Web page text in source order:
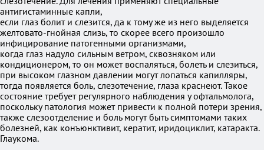
антигистаминные капли,
если глаз болит и слезится, да к тому же из него выделяется
желтовато-гнойная слизь, то скорее всего произошло
инфицирование патогенными организмами,
когда глаз надуло сильным ветром, сквозняком или
кондиционером, то он может воспаляться, болеть и слезиться,
при высоком глазном давлении могут лопаться капилляры,
тогда появляется боль, слезотечение, глаза краснеют. Такое
состояние требует регулярного наблюдения у офтальмолога,
поскольку патология может привести к полной потери зрения,
также слезоотделение и боль могут быть симптомами таких
болезней, как конъюнктивит, кератит, иридоциклит, катаракта.
Глаукома.